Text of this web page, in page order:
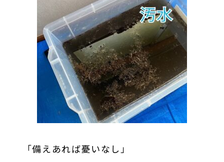
「備えあれば憂いなし」